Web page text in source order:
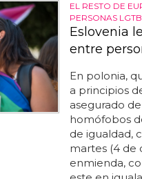
EL RESTO DE
PERSONAS
Eslovenia
entre
En polonia,
a principios
asegurado
homófobos
de igualdad,
martes (4 de
enmienda,